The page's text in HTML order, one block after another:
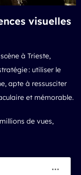
visuelles
à Trieste,
: utiliser le
apte à ressusciter
et mémorable.
de vues,